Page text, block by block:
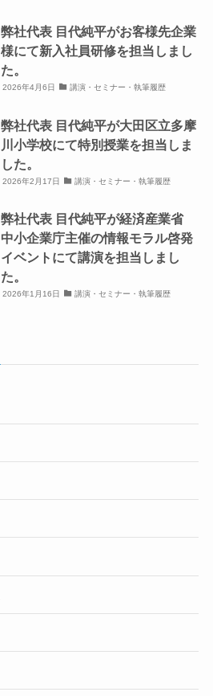
弊社代表 目代純平がお客様先企業
様にて新入社員研修を担当しまし
た。
2026年4月6日 講演・セミナー・執筆履歴
弊社代表 目代純平が大田区立多摩
川小学校にて特別授業を担当しま
した。
2026年2月17日 講演・セミナー・執筆履歴
弊社代表 目代純平が経済産業省
中小企業庁主催の情報モラル啓発
イベントにて講演を担当しまし
た。
2026年1月16日 講演・セミナー・執筆履歴